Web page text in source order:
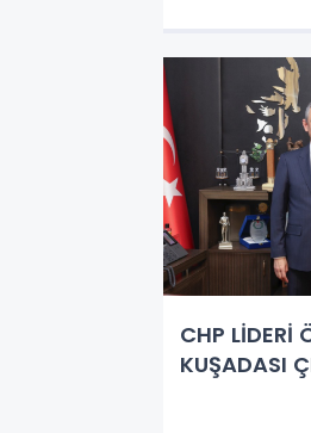
CHP LİDERİ
KUŞADASI